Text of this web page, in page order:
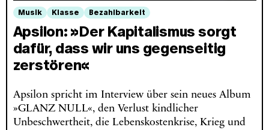
Musik Klasse Bezahlbarkeit
Apsilon: »Der Kapitalismus sorgt
dafür, dass wir uns gegenseitig
zerstören«
Apsilon spricht im Interview über sein neues Album
»GLANZ NULL«, den Verlust kindlicher
Unbeschwertheit, die Lebenskostenkrise, Krieg und